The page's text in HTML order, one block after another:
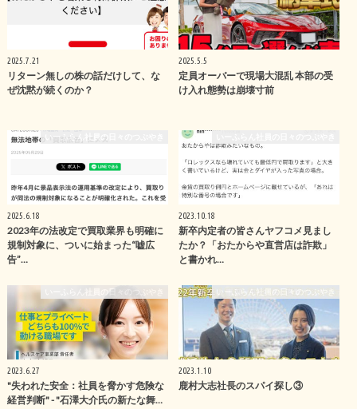
2025.7.21
リターン無しの株の話だけして、な
ぜ沈黙が続くのか？
2025.5.5
定員オーバーで現場大混乱 本部の受
け入れ態勢は崩壊寸前
いーふらん社員の日々のつぶやき
2025.6.18
2023年の法改定で買取業界も明確に
規制対象に、ついに始まった“嘘広
告”…
いーふらん社員の日々のつぶやき
2023.10.18
新卒内定者の皆さんヤフコメ見まし
たか？「おたからや直営店は詐欺」
と書かれ…
いーふらん社員の日々のつぶやき
2023.6.27
"失われた安全：社員を脅かす危険な
経営判断" - "石澤大介氏の新たな舞…
いーふらん社員の日々のつぶやき
2023.1.10
鹿村大志社長のスパイ探し③